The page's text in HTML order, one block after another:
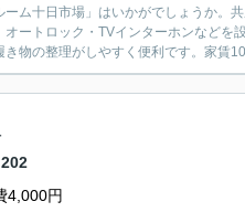
ム十日市場」はいかがでしょうか。
ートロック・TVインターホンなどを
物の整理がしやすく便利です。家賃
4,000円